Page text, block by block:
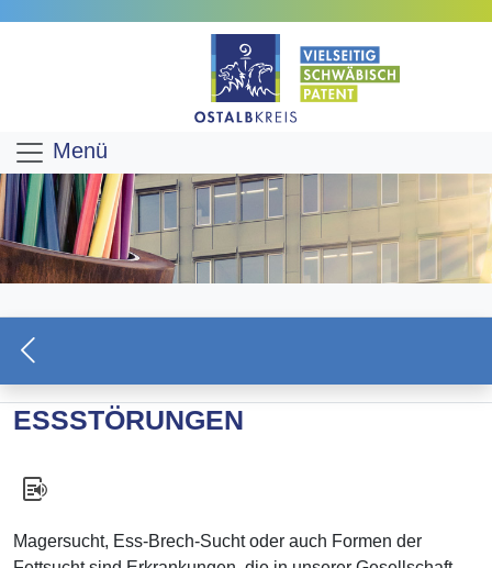
Menü
ESSSTÖRUNGEN
Magersucht, Ess-Brech-Sucht oder auch Formen der